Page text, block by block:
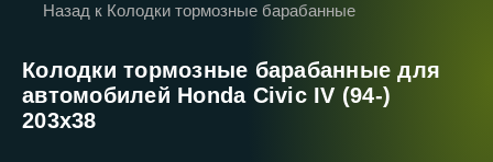
Назад к Колодки тормозные барабанные
Колодки тормозные барабанные для
автомобилей Honda Civic IV (94-)
203x38